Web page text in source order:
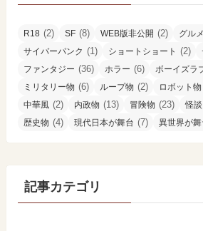
R18 (2) SF (8) WEB版非公開 (2) グルメ
サイバーパンク (1) ショートショート (2)
ファンタジー (36) ホラー (6) ボーイズラ
ミリタリー物 (6) ループ物 (2) ロボット物
中華風 (2) 内政物 (13) 冒険物 (23) 怪談
歴史物 (4) 現代日本が舞台 (7) 異世界が舞
記事カテゴリ